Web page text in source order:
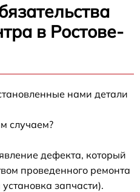
в Ростове-
нами детали
случаем?
дефекта, который
проведенного ремонта
запчасти).